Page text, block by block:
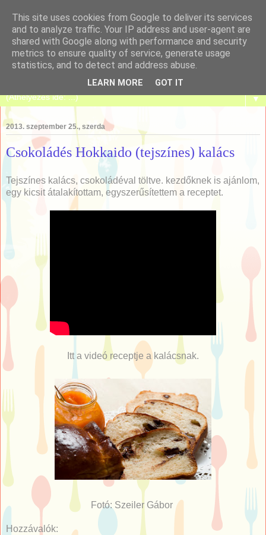
Tanulj meg sütni!
▼
2013. szeptember 25., szerda
Csokoládés Hokkaido (tejszínes) kalács
Tejszínes kalács, csokoládéval töltve. kezdőknek is ajánlom,
egy kicsit átalakítottam, egyszerűsítettem a receptet.
Itt a videó receptje a kalácsnak.
Fotó: Szeiler Gábor
Hozzávalók:
This site uses cookies from Google to deliver its services
and to analyze traffic. Your IP address and user-agent are
shared with Google along with performance and security
metrics to ensure quality of service, generate usage
statistics, and to detect and address abuse.
LEARN MORE GOT IT